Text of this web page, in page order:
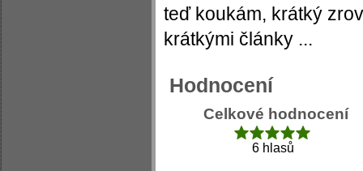
teď koukám, krátký
krátkými články ...
Hodnocení
Celkové hodnocení
6 hlasů